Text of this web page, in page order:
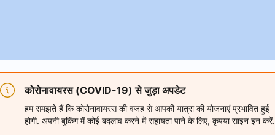
कोरोनावायरस (COVID-19) से जुड़ा अपडेट
हम समझते हैं कि कोरोनावायरस की वजह से आपकी यात्रा की योजनाएं प्रभावित हुई
होगी. अपनी बुकिंग में कोई बदलाव करने में सहायता पाने के लिए, कृपया साइन इन करें.